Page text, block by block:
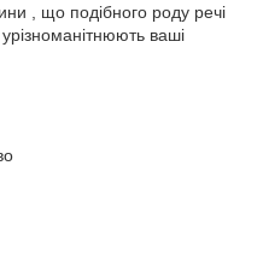
, що подібного роду речі
ваші